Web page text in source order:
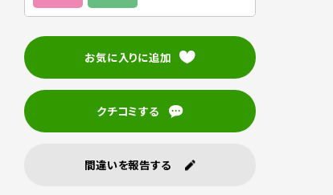
お気に入りに追加
クチコミする
間違いを報告する